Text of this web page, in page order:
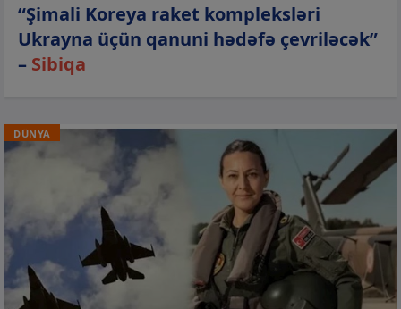
“Şimali Koreya raket kompleksləri
Ukrayna üçün qanuni hədəfə çevriləcək”
– Sibiqa
DÜNYA